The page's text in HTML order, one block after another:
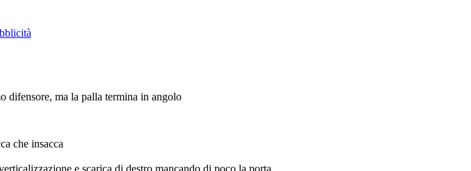
difensore, ma la palla termina in angolo
e scarica di destro mancando di poco la porta